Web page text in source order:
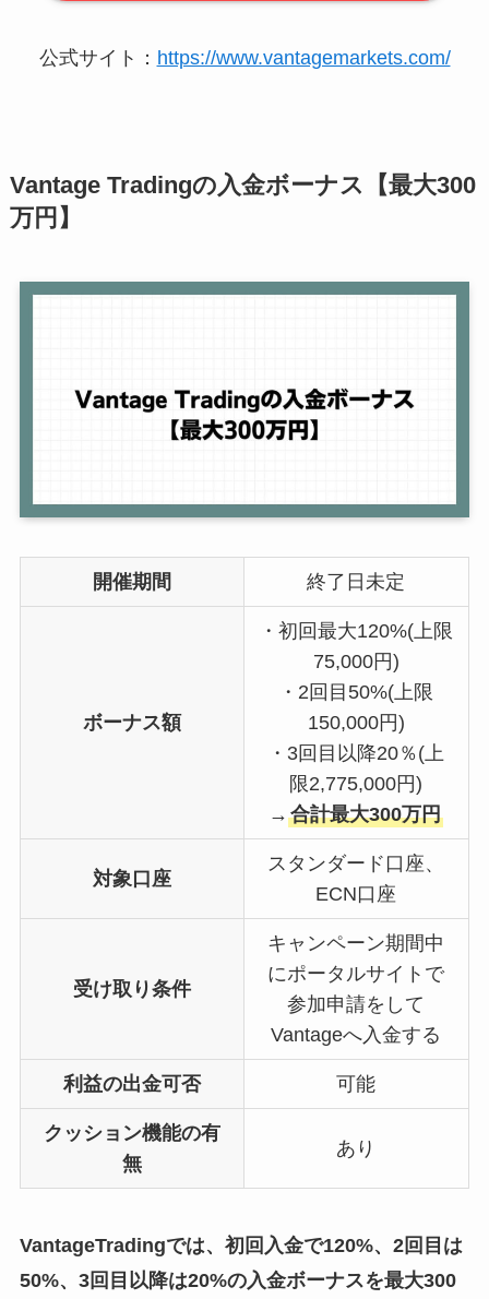
公式サイト： https://www.vantagemarkets.com/
Vantage Tradingの入金ボーナス【最大300
万円】
開催期間 終了日未定
ボーナス額
・初回最大120%(上限
75,000円)
・2回目50%(上限
150,000円)
・3回目以降20％(上
限2,775,000円)
→合計最大300万円
対象口座
スタンダード口座、
ECN口座
受け取り条件
キャンペーン期間中
にポータルサイトで
参加申請をして
Vantageへ入金する
利益の出金可否 可能
クッション機能の有
無
あり
VantageTradingでは、初回入金で120%、2回目は
50%、3回目以降は20%の入金ボーナスを最大300